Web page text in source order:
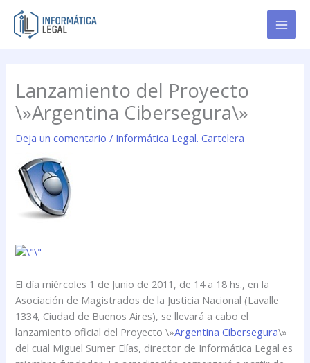
contenido
Lanzamiento del Proyecto
\»Argentina Cibersegura\»
Deja un comentario / Informática Legal. Cartelera
El día miércoles 1 de Junio de 2011, de 14 a 18 hs., en la
Asociación de Magistrados de la Justicia Nacional (Lavalle
1334, Ciudad de Buenos Aires), se llevará a cabo el
lanzamiento oficial del Proyecto \»Argentina Cibersegura\»
del cual Miguel Sumer Elías, director de Informática Legal es